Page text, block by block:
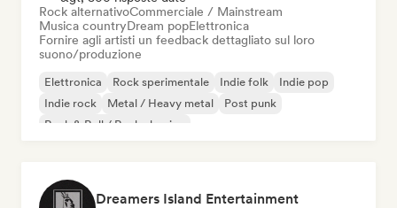
Rock alternativoCommerciale / Mainstream
Musica countryDream popElettronica
Fornire agli artisti un feedback dettagliato sul loro
suono/produzione
Elettronica Rock sperimentale Indie folk
Indie pop
Indie rock
Metal / Heavy metal
Post punk
Rock & Roll / Rock classico
Dreamers Island Entertainment